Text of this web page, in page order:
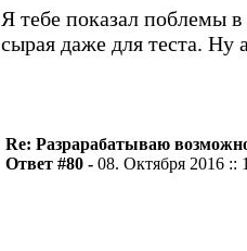
Я тебе показал поблемы в
сырая даже для теста. Ну
Re: Разрарабатываю
Ответ #80 - 08. Октября 2016 ::